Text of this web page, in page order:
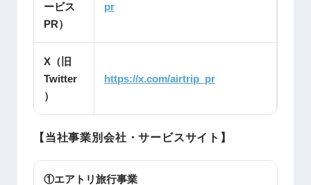
ービス
PR）
pr
X（旧
Twitter
）
https://x.com/airtrip_pr
【当社事業別会社・サービスサイト】
①エアトリ旅行事業